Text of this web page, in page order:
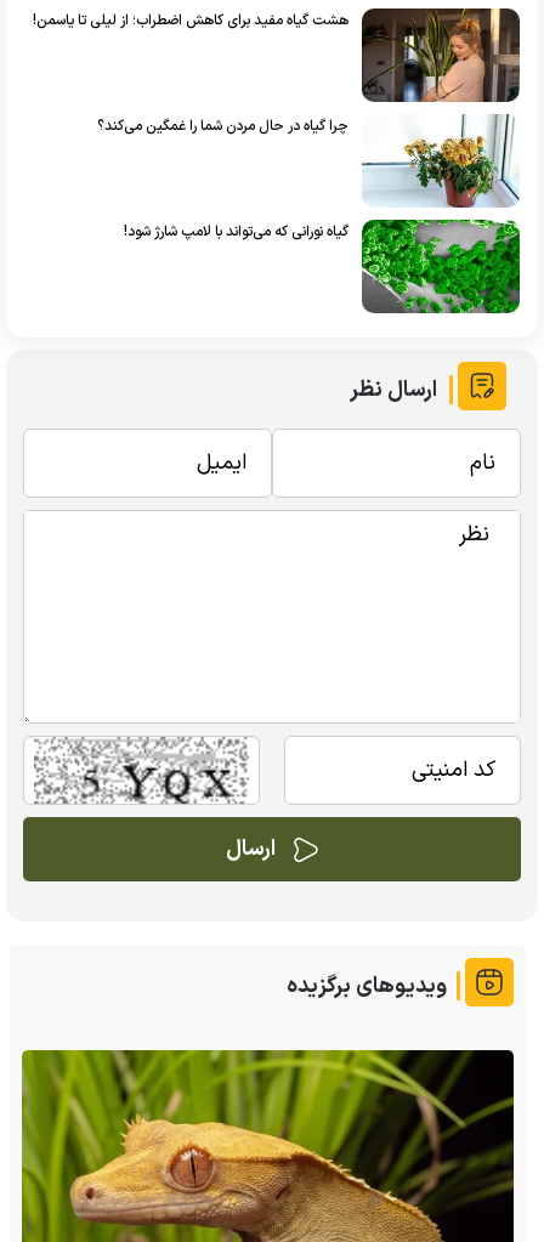
هشت گیاه مفید برای کاهش اضطراب؛ از لیلی تا یاسمن!
چرا گیاه در حال مردن شما را غمگین می‌کند؟
گیاه نورانی که می‌تواند با لامپ شارژ شود!
ارسال نظر
ویدیوهای برگزیده